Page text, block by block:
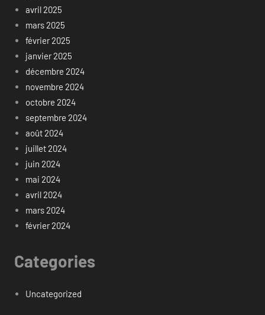
avril 2025
mars 2025
février 2025
janvier 2025
décembre 2024
novembre 2024
octobre 2024
septembre 2024
août 2024
juillet 2024
juin 2024
mai 2024
avril 2024
mars 2024
février 2024
Categories
Uncategorized